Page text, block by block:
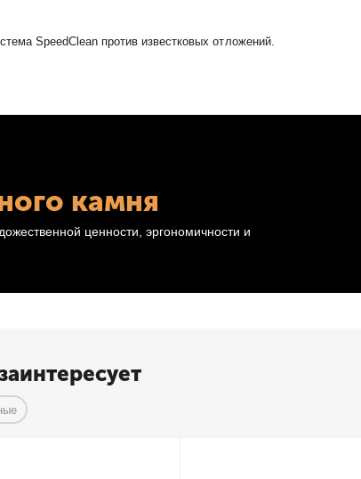
SpeedClean против известковых отложений.
камня
ценности, эргономичности и